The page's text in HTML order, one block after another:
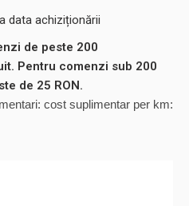
data achiziționării
de peste 200
Pentru comenzi sub 200
de 25 RON.
cost suplimentar per km: